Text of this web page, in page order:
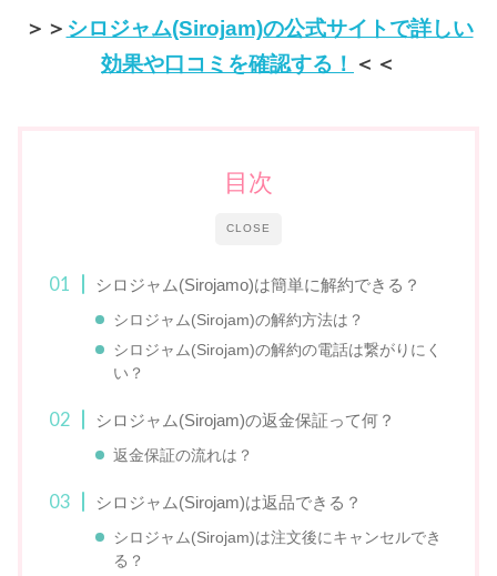
＞＞ シロジャム(Sirojam)の公式サイトで詳しい
効果や口コミを確認する！ ＜＜
CLOSE
目次
シロジャム(Sirojamo)は簡単に解約できる？
シロジャム(Sirojam)の解約方法は？
シロジャム(Sirojam)の解約の電話は繋がりにく
い？
シロジャム(Sirojam)の返金保証って何？
返金保証の流れは？
シロジャム(Sirojam)は返品できる？
シロジャム(Sirojam)は注文後にキャンセルでき
る？